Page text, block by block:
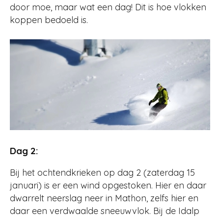
door moe, maar wat een dag! Dit is hoe vlokken
koppen bedoeld is.
Dag 2:
Bij het ochtendkrieken op dag 2 (zaterdag 15
januari) is er een wind opgestoken. Hier en daar
dwarrelt neerslag neer in Mathon, zelfs hier en
daar een verdwaalde sneeuwvlok. Bij de Idalp